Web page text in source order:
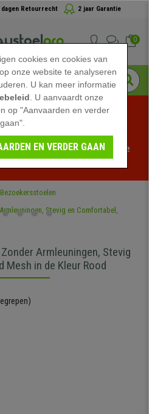
dagen Retourrecht 2 jaar Garantie
0
bij bureaustoelpro!
een beperkte tijd - Bekijk de
Bezoekersstoelen
Armleuningen, Stevig
Mesh in de Kleur Rood
cookies en cookies van
onze website te analyseren
U kan meer informatie
. U aanvaardt onze
op "Aanvaarden en verder
gaan".
EN VERDER GAAN